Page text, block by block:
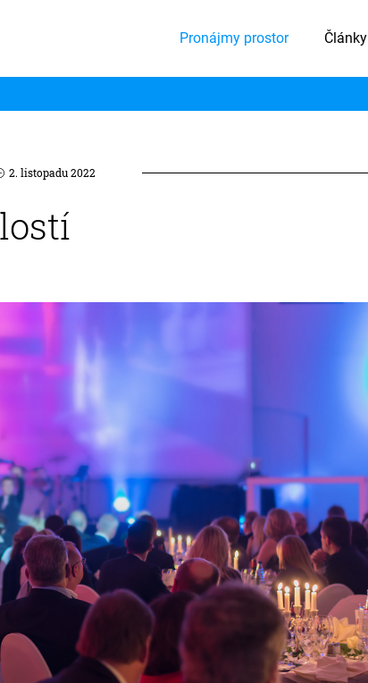
Pronájmy prostor Články
2. listopadu 2022